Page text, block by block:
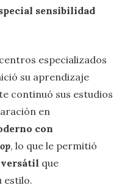
sensibilidad
especializados
su aprendizaje
continuó sus estudios
en
con
, lo que le permitió
que
estilo.